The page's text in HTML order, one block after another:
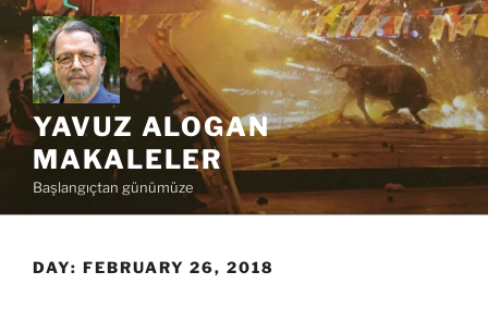
Skip
to
content
YAVUZ ALOGAN
MAKALELER
Başlangıçtan günümüze
DAY: FEBRUARY 26, 2018